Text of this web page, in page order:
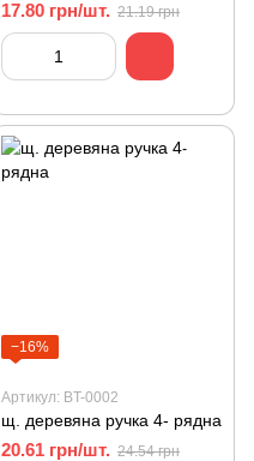
17.80 грн/шт. 21.19 грн
−16%
Артикул: BT-0002
щ. деревяна ручка 4- рядна
20.61 грн/шт. 24.54 грн